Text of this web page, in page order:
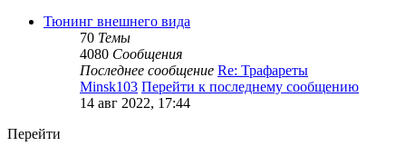
Тюнинг внешнего вида
70 Темы
4080 Сообщения
Последнее сообщение Re: Трафареты
Minsk103 Перейти к последнему сообщению
14 авг 2022, 17:44
Перейти